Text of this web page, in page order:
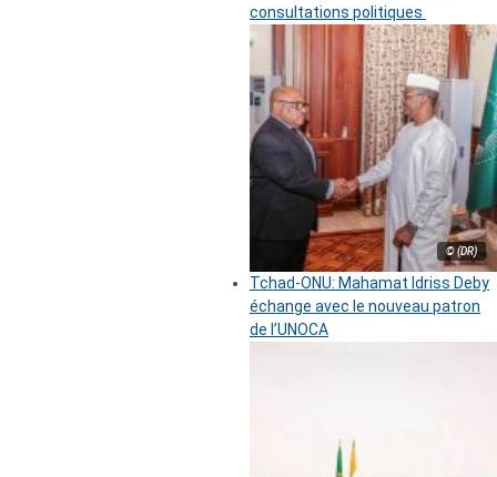
consultations politiques
© (DR)
Tchad-ONU: Mahamat Idriss Deby
échange avec le nouveau patron
de l’UNOCA